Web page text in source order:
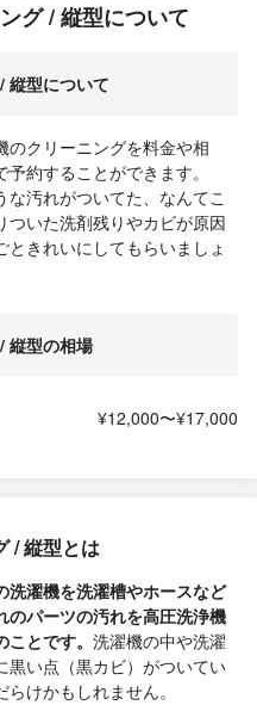
グ / 縦型について
縦型について
のクリーニングを料金や相
約することができます。
汚れがついてた、なんてこ
ついた洗剤残りやカビが原因
きれいにしてもらいましょ
縦型の相場
¥12,000〜¥17,000
/ 縦型とは
洗濯機を洗濯槽やホースなど
のパーツの汚れを高圧洗浄機
とです。 洗濯機の中や洗濯
黒い点（黒カビ）がついてい
けかもしれません。